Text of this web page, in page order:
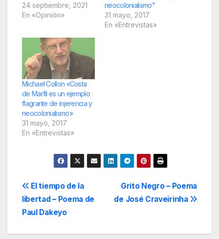
24 septiembre, 2021
En «Opinión»
neocolonialismo"
31 mayo, 2017
En «Entrevistas»
Michael Collon «Costa
de Marfil es un ejemplo
flagrante de injerencia y
neocolonialismo»
31 mayo, 2017
En «Entrevistas»
Navegación
de
entradas
Grito Negro – Poema
de José Craveirinha
El tiempo de la
libertad – Poema de
Paul Dakeyo